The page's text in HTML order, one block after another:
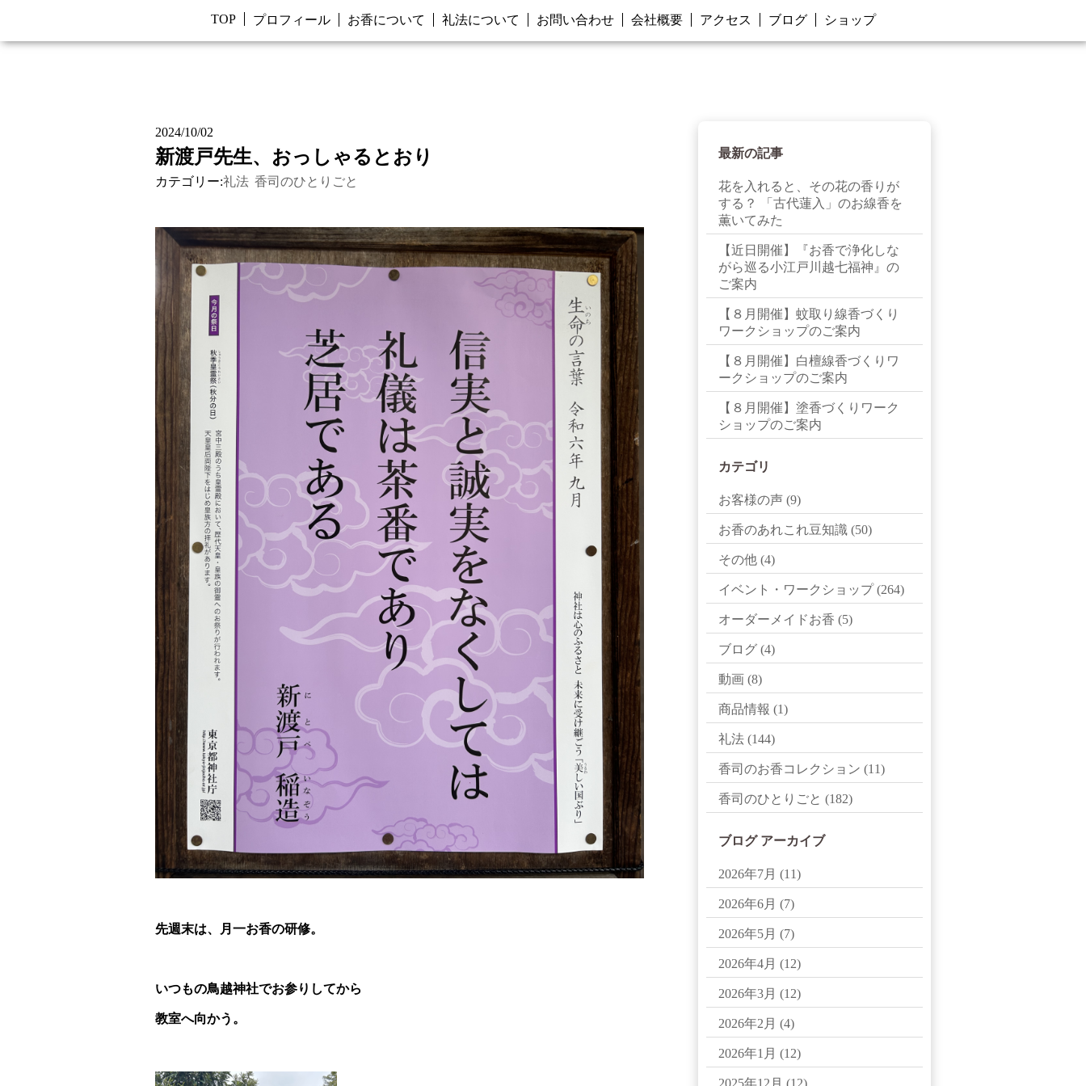
TOP プロフィール お香について 礼法について お問い合わせ 会社概要 アクセス ブログ ショップ
2024/10/02
新渡戸先生、おっしゃるとおり
カテゴリー:礼法 香司のひとりごと
先週末は、月一お香の研修。
いつもの鳥越神社でお参りしてから
教室へ向かう。
最新の記事
花を入れると、その花の香りが
する？ 「古代蓮入」のお線香を
薫いてみた
【近日開催】『お香で浄化しな
がら巡る小江戸川越七福神』の
ご案内
【８月開催】蚊取り線香づくり
ワークショップのご案内
【８月開催】白檀線香づくりワ
ークショップのご案内
【８月開催】塗香づくりワーク
ショップのご案内
カテゴリ
お客様の声 (9)
お香のあれこれ豆知識 (50)
その他 (4)
イベント・ワークショップ(264)
オーダーメイドお香 (5)
ブログ (4)
動画 (8)
商品情報 (1)
礼法 (144)
香司のお香コレクション (11)
香司のひとりごと (182)
ブログ アーカイブ
2026年7月 (11)
2026年6月 (7)
2026年5月 (7)
2026年4月 (12)
2026年3月 (12)
2026年2月 (4)
2026年1月 (12)
2025年12月 (12)